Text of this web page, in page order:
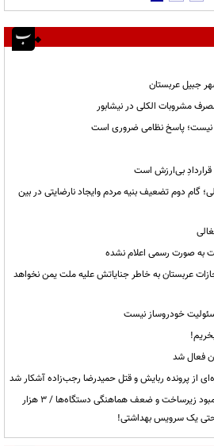
جبیل عربستان
نیست؛ پاسخ نظامی ضروری است
قراردادِ بی‌ارزش است
گام دوم تضعیف بنیه مردم وایجاد نارضایتی در بین
به صورت رسمی اعلام نشده
عربستان به خاطر جنایاتش علیه ملت یمن نخواهد
خودروساز نیست
فعال شد
از پرونده ربایش و قتل حمیدرضا رجب‌زاده آشکار شد
ریمـدان؛ مرزی گرفتار در صف، کمبود زیرساخت و ضعف هماهنگی دستگاه‌ها / ۳ هزار
حتی یک سرویس بهداشتی!